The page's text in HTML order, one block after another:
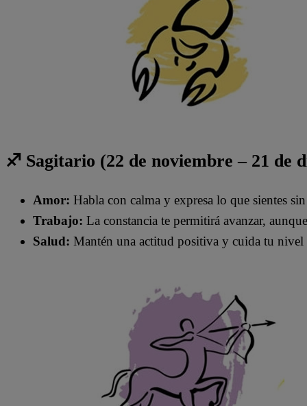
♐ Sagitario (22 de noviembre – 21 de
Amor: Habla con calma y expresa lo que sientes
Trabajo: La constancia te permitirá avanzar,
Salud: Mantén una actitud positiva y cuida tu nivel